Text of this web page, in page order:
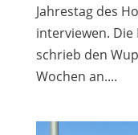
Jahrestag des
interviewen. Die
schrieb den
Wochen an....